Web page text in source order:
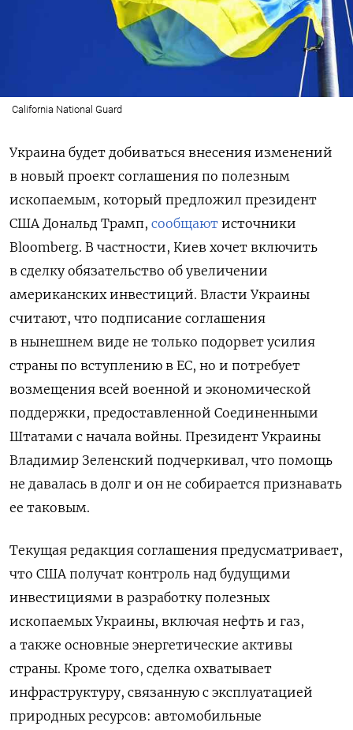
California National Guard
Украина будет добиваться внесения изменений
в новый проект соглашения по полезным
ископаемым, который предложил президент
США Дональд Трамп, сообщают источники
Bloomberg. В частности, Киев хочет включить
в сделку обязательство об увеличении
американских инвестиций. Власти Украины
считают, что подписание соглашения
в нынешнем виде не только подорвет усилия
страны по вступлению в ЕС, но и потребует
возмещения всей военной и экономической
поддержки, предоставленной Соединенными
Штатами с начала войны. Президент Украины
Владимир Зеленский подчеркивал, что помощь
не давалась в долг и он не собирается признавать
ее таковым.
Текущая редакция соглашения предусматривает,
что США получат контроль над будущими
инвестициями в разработку полезных
ископаемых Украины, включая нефть и газ,
а также основные энергетические активы
страны. Кроме того, сделка охватывает
инфраструктуру, связанную с эксплуатацией
природных ресурсов: автомобильные